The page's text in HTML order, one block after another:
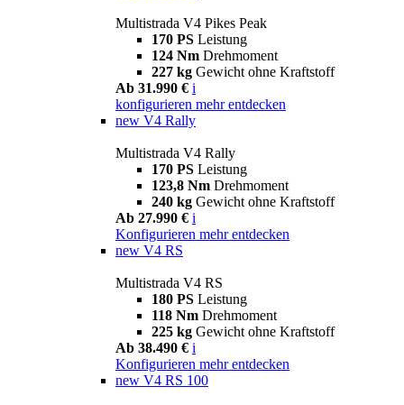
Multistrada V4 Pikes Peak
170 PS Leistung
124 Nm Drehmoment
227 kg Gewicht ohne Kraftstoff
Ab 31.990 € i
konfigurieren mehr entdecken
new V4 Rally
Multistrada V4 Rally
170 PS Leistung
123,8 Nm Drehmoment
240 kg Gewicht ohne Kraftstoff
Ab 27.990 € i
Konfigurieren mehr entdecken
new V4 RS
Multistrada V4 RS
180 PS Leistung
118 Nm Drehmoment
225 kg Gewicht ohne Kraftstoff
Ab 38.490 € i
Konfigurieren mehr entdecken
new V4 RS 100